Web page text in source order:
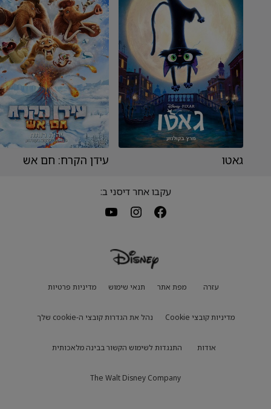
גאטו עידן הקרח: חם אש
עקבו אחר דיסני ב:
עזרה מפת אתר תנאי שימוש מדיניות פרטיות
מדיניות קובצי Cookie נהל את הגדרות קובצי ה-cookie שלך
אודות התנגדות לשימוש הקשור בבינה מלאכותית
The Walt Disney Company